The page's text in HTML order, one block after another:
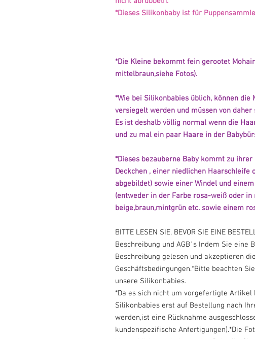
*Dieses Silikonbaby ist für
*Die Kleine bekommt fein gerootet
mittelbraun,siehe Fotos).
*Wie bei Silikonbabies üblich, können die
versiegelt werden und müssen von
Es ist deshalb völlig normal wenn die
und zu mal ein paar Haare in der
*Dieses bezauberne Baby kommt zu
Deckchen , einer niedlichen Haarschleife
abgebildet) sowie einer Windel und
(entweder in der Farbe rosa-weiß oder
beige,braun,mintgrün etc. sowie einem
BITTE LESEN SIE, BEVOR SIE EINE
Beschreibung und AGB´s Indem Sie eine
Beschreibung gelesen und akzeptieren
Geschäftsbedingungen.*Bitte beachten
unsere Silikonbabies.
*Da es sich nicht um vorgefertigte Artikel
Silikonbabies erst auf Bestellung nach
werden,ist eine Rücknahme
kundenspezifische Anfertigungen).*Die